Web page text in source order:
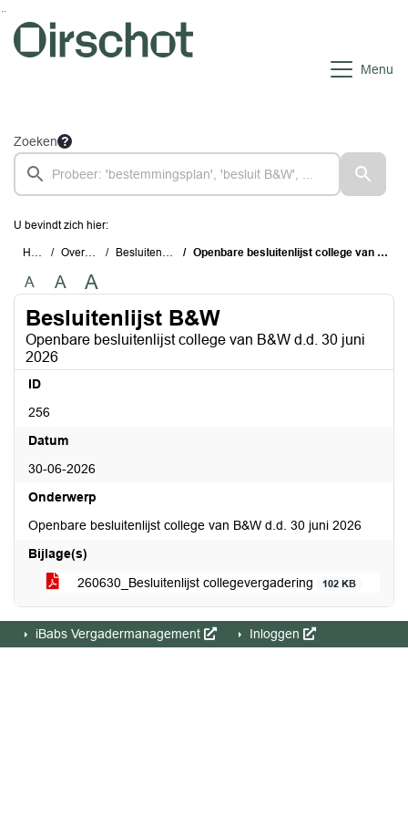
Ga naar de inhoud van deze pagina
Ga naar het zoeken
Ga naar het menu
Menu
Zoeken
U bevindt zich hier:
Home Overzichten Besluitenlijst B&W Openbare besluitenlijst college van B&W d.d. 30 juni 2026
A A A
Besluitenlijst B&W
Openbare besluitenlijst college van B&W d.d. 30 juni
2026
ID
256
Datum
30-06-2026
Onderwerp
Openbare besluitenlijst college van B&W d.d. 30 juni 2026
Bijlage(s)
260630_Besluitenlijst collegevergadering
102 KB
iBabs Vergadermanagement Inloggen